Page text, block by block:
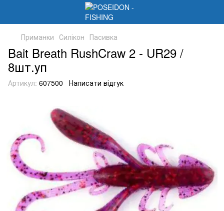
Приманки Силікон Пасивка
Bait Breath RushCraw 2 - UR29 /
8шт.уп
Артикул: 607500 Написати відгук